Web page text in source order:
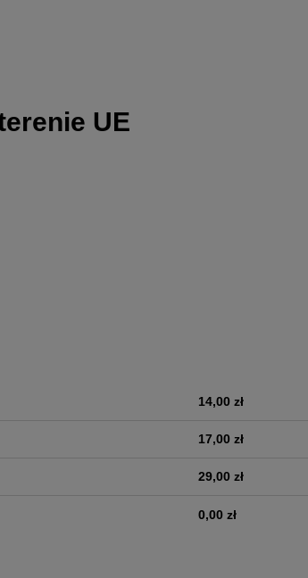
UE
14,00 zł
17,00 zł
29,00 zł
0,00 zł